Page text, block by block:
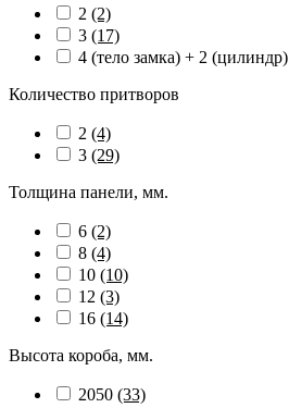
2 (2)
3 (17)
4 (тело замка) + 2 (цилиндр)
Количество притворов
2 (4)
3 (29)
Толщина панели, мм.
6 (2)
8 (4)
10 (10)
12 (3)
16 (14)
Высота короба, мм.
2050 (33)